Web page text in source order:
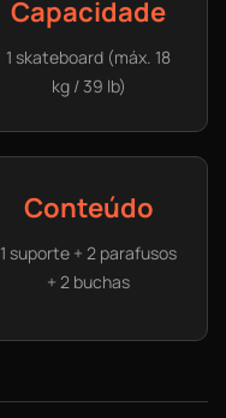
Capacidade
1 skateboard (máx. 18
kg / 39 lb)
Conteúdo
1 suporte + 2 parafusos
+ 2 buchas